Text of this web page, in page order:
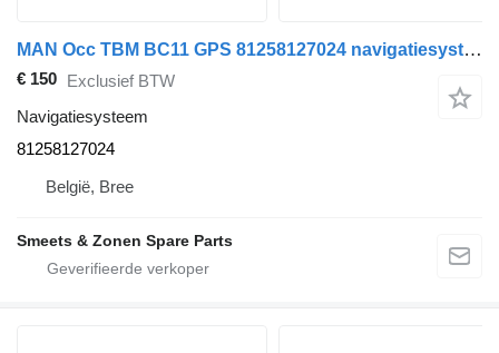
MAN Occ TBM BC11 GPS 81258127024 navigatiesysteem voor trekker
€ 150 Exclusief BTW
Navigatiesysteem
81258127024
België, Bree
Smeets & Zonen Spare Parts